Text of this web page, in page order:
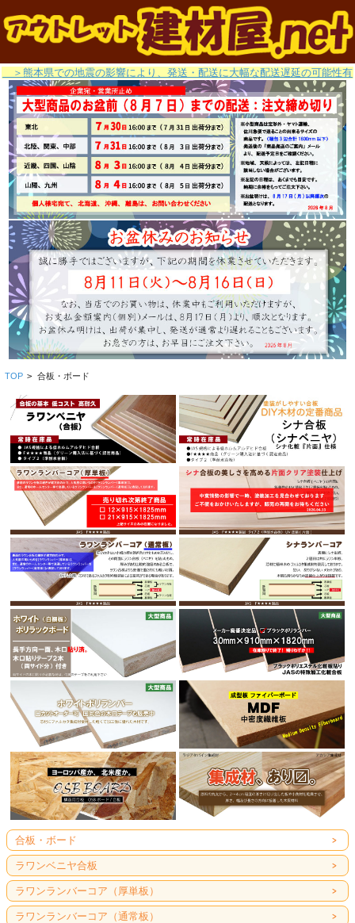
＞熊本県での地震の影響により、発送・配送に大幅な配送遅延の可能性有
TOP > 合板・ボード
合板・ボード
ラワンベニヤ合板
ラワンランバーコア（厚単板）
ラワンランバーコア（通常板）